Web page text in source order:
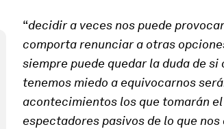
“decidir a veces nos puede
comporta renunciar a otras
siempre puede quedar la duda de
tenemos miedo a equivocarnos
acontecimientos los que tomarán
espectadores pasivos de lo que nos